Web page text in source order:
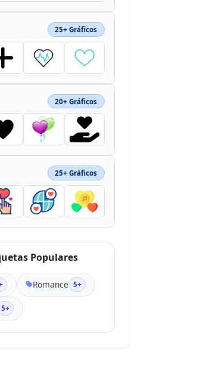
25+ Gráficos
20+ Gráficos
25+ Gráficos
Populares
Romance 5+
5+